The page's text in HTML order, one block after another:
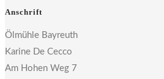
Anschrift
Ölmühle Bayreuth
Karine De Cecco
Am Hohen Weg 7